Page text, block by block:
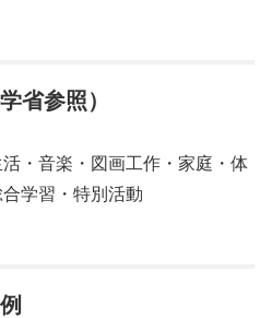
省参照）
・音楽・図画工作・家庭・体
学習・特別活動